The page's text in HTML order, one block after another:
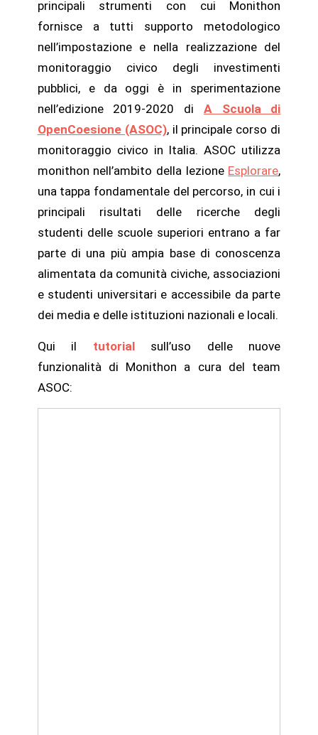
principali strumenti con cui Monithon
fornisce a tutti supporto metodologico
nell’impostazione e nella realizzazione del
monitoraggio civico degli investimenti
pubblici, e da oggi è in sperimentazione
nell’edizione 2019-2020 di A Scuola di
OpenCoesione (ASOC), il principale corso di
monitoraggio civico in Italia. ASOC utilizza
monithon nell’ambito della lezione Esplorare,
una tappa fondamentale del percorso, in cui i
principali risultati delle ricerche degli
studenti delle scuole superiori entrano a far
parte di una più ampia base di conoscenza
alimentata da comunità civiche, associazioni
e studenti universitari e accessibile da parte
dei media e delle istituzioni nazionali e locali.
Qui il tutorialsull’uso delle nuove
funzionalità di Monithon a cura del team
ASOC: